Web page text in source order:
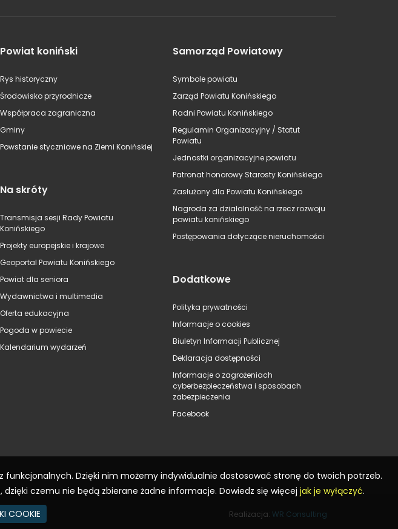
Powiat koniński
Rys historyczny
Środowisko przyrodnicze
Współpraca zagraniczna
Gminy
Powstanie styczniowe na Ziemi Konińskiej
Na skróty
Transmisja sesji Rady Powiatu
Konińskiego
Projekty europejskie i krajowe
Geoportal Powiatu Konińskiego
Powiat dla seniora
Wydawnictwa i multimedia
Oferta edukacyjna
Pogoda w powiecie
Kalendarium wydarzeń
Samorząd Powiatowy
Symbole powiatu
Zarząd Powiatu Konińskiego
Radni Powiatu Konińskiego
Regulamin Organizacyjny / Statut
Powiatu
Jednostki organizacyjne powiatu
Patronat honorowy Starosty Konińskiego
Zasłużony dla Powiatu Konińskiego
Nagroda za działalność na rzecz rozwoju
powiatu konińskiego
Postępowania dotyczące nieruchomości
Dodatkowe
Polityka prywatności
Informacje o cookies
Biuletyn Informacji Publicznej
Deklaracja dostępności
Informacje o zagrożeniach
cyberbezpieczeństwa i sposobach
zabezpieczenia
Facebook
Realizacja: WR Consulting
Dzięki nim możemy indywidualnie dostosować stronę do twoich potrzeb.
czemu nie będą zbierane żadne informacje. Dowiedz się więcej jak je wyłączyć.
COOKIE